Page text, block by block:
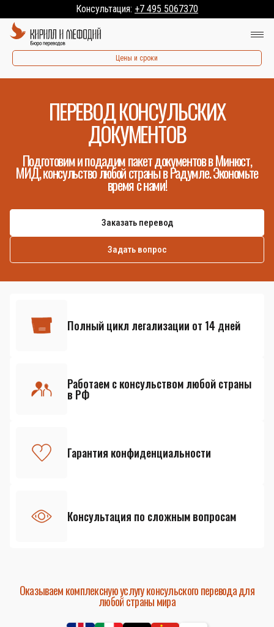
Консультация: +7 495 5067370
Цены и сроки
ПЕРЕВОД КОНСУЛЬСКИХ
ДОКУМЕНТОВ
Подготовим и подадим пакет документов в Минюст,
МИД, консульство любой страны в Радумле. Экономьте
время с нами!
Заказать перевод
Задать вопрос
Полный цикл легализации от 14 дней
Работаем с консульством любой страны
в РФ
Гарантия конфиденциальности
Консультация по сложным вопросам
Оказываем комплексную услугу консульского перевода для
любой страны мира